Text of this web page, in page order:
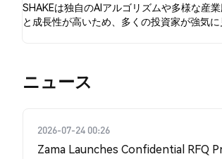
SHAKEは独自のAIアルゴリズムや多様な産
と成長性が高いため、多くの投資家が強気に
​​ニュース​​
2026-07-24 00:26
Zama Launches Confidential